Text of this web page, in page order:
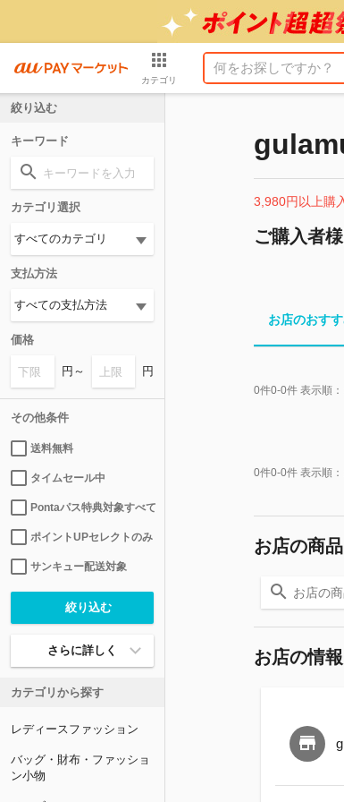
カテゴリ
3,980円以上購
ご購入者
お店のおす
0件0-0件 表示順：
0件0-0件 表示順：
お店の商
お店の情報
絞り込む
キーワード
カテゴリ選択
支払方法
価格
円～ 円
その他条件
送料無料
タイムセール中
Pontaパス特典対象すべて
ポイントUPセレクトのみ
サンキュー配送対象
さらに詳しく
カテゴリから探す
レディースファッション
バッグ・財布・ファッショ
ン小物